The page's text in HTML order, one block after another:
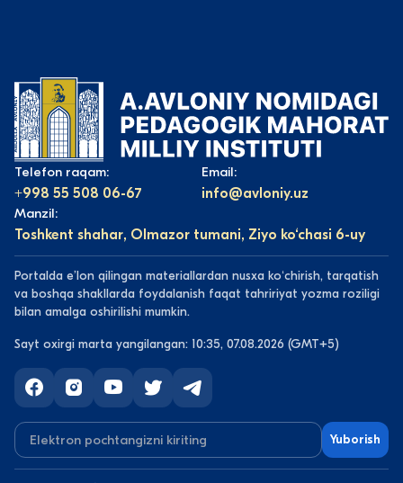
Telefon raqam:
+998 55 508 06-67
Email:
info@avloniy.uz
Manzil:
Toshkent shahar, Olmazor tumani, Ziyo ko‘chasi 6-uy
Portalda eʼlon qilingan materiallardan nusxa koʻchirish, tarqatish
va boshqa shakllarda foydalanish faqat tahririyat yozma roziligi
bilan amalga oshirilishi mumkin.
Sayt oxirgi marta yangilangan: 10:35, 07.08.2026 (GMT+5)
Yuborish